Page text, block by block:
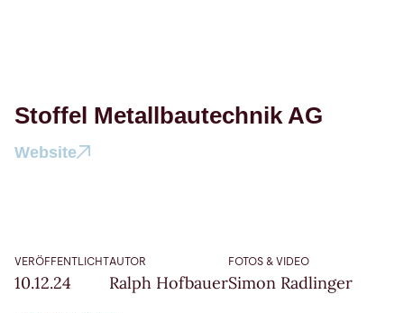
VERÖFFENTLICHT
10.12.24
AUTOR
Ralph Hofbauer
FOTOS & VIDEO
Simon Radlinger
Stoffel Metallbautechnik AG
Website